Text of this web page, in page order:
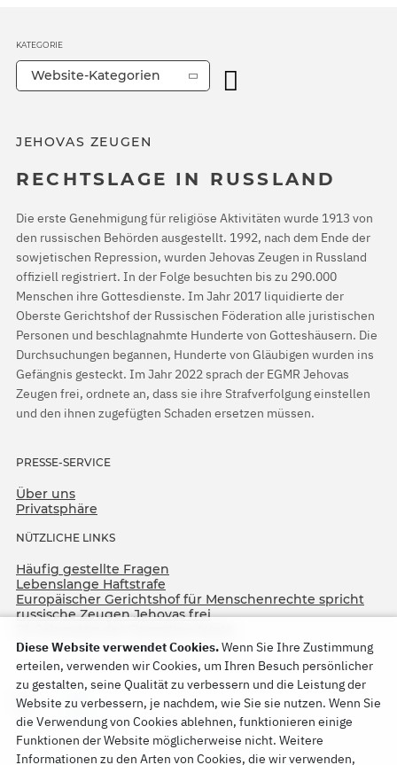
JEHOVAS ZEUGEN
RECHTSLAGE IN RUSSLAND
Die erste Genehmigung für religiöse Aktivitäten wurde 1913 von
den russischen Behörden ausgestellt. 1992, nach dem Ende der
sowjetischen Repression, wurden Jehovas Zeugen in Russland
offiziell registriert. In der Folge besuchten bis zu 290.000
Menschen ihre Gottesdienste. Im Jahr 2017 liquidierte der
Oberste Gerichtshof der Russischen Föderation alle juristischen
Personen und beschlagnahmte Hunderte von Gotteshäusern. Die
Durchsuchungen begannen, Hunderte von Gläubigen wurden ins
Gefängnis gesteckt. Im Jahr 2022 sprach der EGMR Jehovas
Zeugen frei, ordnete an, dass sie ihre Strafverfolgung einstellen
und den ihnen zugefügten Schaden ersetzen müssen.
PRESSE-SERVICE
Über uns
Privatsphäre
NÜTZLICHE LINKS
Häufig gestellte Fragen
Lebenslange Haftstrafe
Europäischer Gerichtshof für Menschenrechte spricht
russische Zeugen Jehovas frei
KATEGORIE
Website-Kategorien
Diese Website verwendet Cookies.Wenn Sie Ihre Zustimmung
erteilen, verwenden wir Cookies, um Ihren Besuch persönlicher
zu gestalten, seine Qualität zu verbessern und die Leistung der
Website zu verbessern, je nachdem, wie Sie sie nutzen. Wenn Sie
die Verwendung von Cookies ablehnen, funktionieren einige
Funktionen der Website möglicherweise nicht. Weitere
Informationen zu den Arten von Cookies, die wir verwenden,